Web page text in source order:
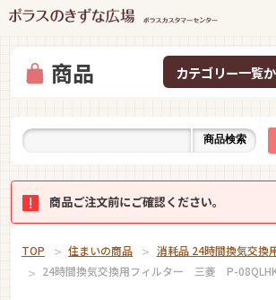
住まいの商品
インテリアコーディネー
ト
アフ
プレ
イベント
商品
商品検索
商品ご注文前にご確認ください。
TOP 住まいの商品
消耗品 24時間換気交換
24時間換気交換用フィルター 三菱 P-